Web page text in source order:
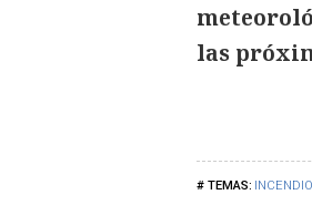
las